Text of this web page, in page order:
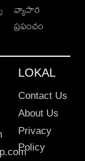
వ్యాపార
ప్రపంచం
LOKAL
Contact Us
About Us
Privacy
Policy